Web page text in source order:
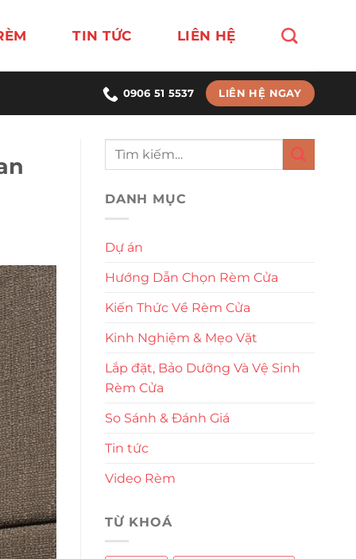
TIN TỨC LIÊN HỆ
0906 51 5537 LIÊN HỆ NGAY
DANH MỤC
Dự án
Hướng Dẫn Chọn Rèm Cửa
Kiến Thức Về Rèm Cửa
Kinh Nghiệm & Mẹo Vặt
Lắp đặt, Bảo Dưỡng Và Vệ Sinh
Rèm Cửa
So Sánh & Đánh Giá
Tin tức
Video Rèm
TỪ KHOÁ